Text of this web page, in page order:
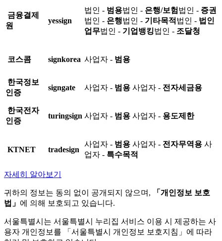
금융결제
원
yessign
법인 - 범용법인 - 은행/보험 법인 - 증권
법인 - 은행법인 - 기타목적 법인 - 법인
업무법인 - 기업뱅킹법인 - 조달청
코스콤 signkorea 사업자 - 범용
한국정보
인증
signgate 사업자 - 범용 사업자 - 전자세금용
한국전자
인증
turingsign 사업자 - 범용 사업자 - 용도제한
KTNET tradesign
사업자 - 범용 사업자 - 전자무역용 사
업자 - 특수목적
자세히 알아보기
귀하의 정보는 동의 없이 공개되지 않으며,
「개인정보 보호
법」 에 의해 보호되고 있습니다.
서울특별시는 서울특별시 누리집 서비스 이용 시 제공하는 사
용자 개인정보를 「서울특별시 개인정보 보호지침」에 따라